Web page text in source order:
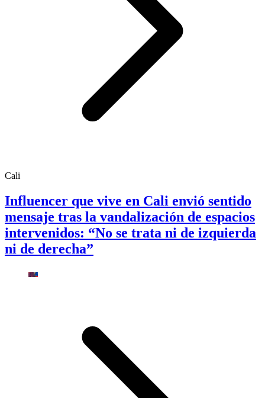
Cali
Influencer que vive en Cali envió sentido
mensaje tras la vandalización de espacios
intervenidos: “No se trata ni de izquierda
ni de derecha”